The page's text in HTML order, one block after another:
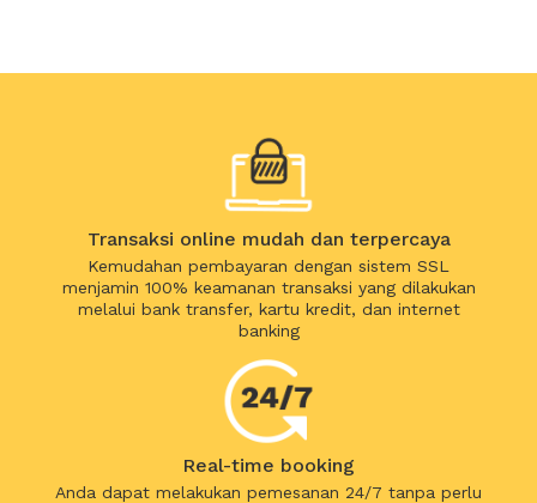
Transaksi online mudah dan terpercaya
Kemudahan pembayaran dengan sistem SSL
menjamin 100% keamanan transaksi yang dilakukan
melalui bank transfer, kartu kredit, dan internet
banking
Real-time booking
Anda dapat melakukan pemesanan 24/7 tanpa perlu